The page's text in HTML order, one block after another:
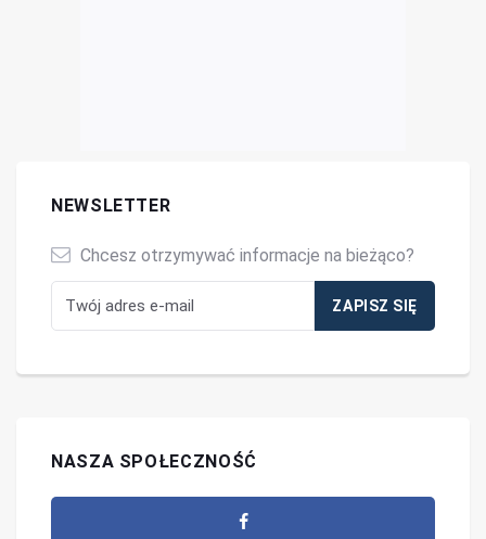
NEWSLETTER
Chcesz otrzymywać informacje na bieżąco?
NASZA SPOŁECZNOŚĆ